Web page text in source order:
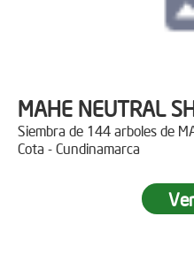
MAHE NEUTRAL
Siembra de 144 arboles de
Cota - Cundinamarca